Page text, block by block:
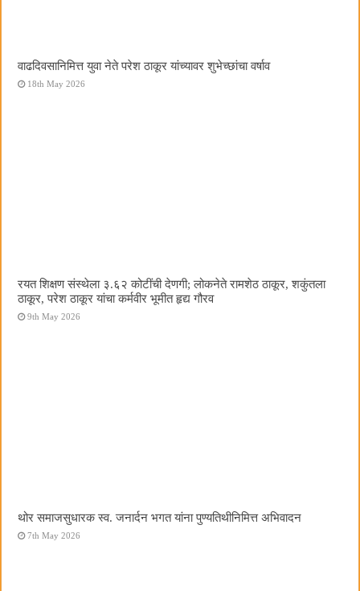
वाढदिवसानिमित्त युवा नेते परेश ठाकूर यांच्यावर शुभेच्छांचा वर्षाव
18th May 2026
रयत शिक्षण संस्थेला ३.६२ कोटींची देणगी; लोकनेते रामशेठ ठाकूर, शकुंतला
ठाकूर, परेश ठाकूर यांचा कर्मवीर भूमीत हृद्य गौरव
9th May 2026
थोर समाजसुधारक स्व. जनार्दन भगत यांना पुण्यतिथीनिमित्त अभिवादन
7th May 2026